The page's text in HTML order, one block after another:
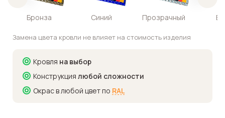
Бронза Синий Прозрачный
Замена цвета кровли не влияет на стоимость изделия
Кровля на выбор
Конструкция любой сложности
Окрас в любой цвет по RAL